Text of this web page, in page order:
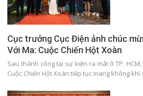
Cục trưởng Cục Điện ảnh chúc
Với Ma: Cuộc Chiến Hột Xoàn
Sau thành công tại sự kiện ra mắt ở TP.
Cuộc Chiến Hột Xoàn tiếp tục mang không